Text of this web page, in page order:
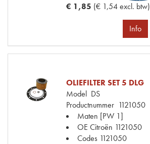
€ 1,85 (€ 1,54 excl. btw)
Info
OLIEFILTER SET 5 DLG
Model DS
Productnummer 1121050
Maten [PW 1]
OE Citroën 1121050
Codes 1121050